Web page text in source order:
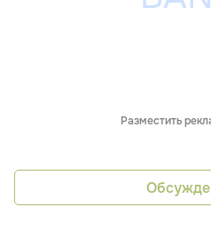
Разместить